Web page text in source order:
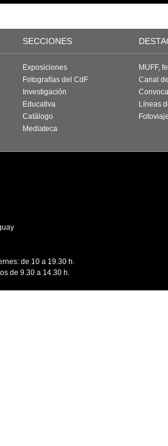
SECCIONES
Exposiciones
Fotografías del CdF
Investigación
Educativa
Catálogo
Mediateca
MUFF,
Canal
Líneas
de 10 a 19.30 h.
de 9.30 a 14.30 h.